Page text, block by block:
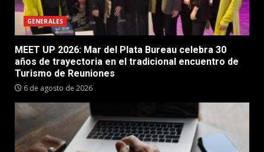
GENERALES
MEET UP 2026: Mar del Plata Bureau celebra 30
años de trayectoria en el tradicional encuentro de
Turismo de Reuniones
6 de agosto de 2026